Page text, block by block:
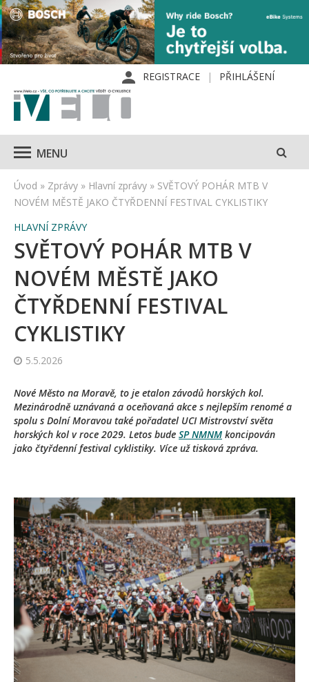
REGISTRACE PŘIHLÁŠENÍ
MENU
Úvod » Zprávy » Hlavní zprávy » SVĚTOVÝ POHÁR MTB V
NOVÉM MĚSTĚ JAKO ČTYŘDENNÍ FESTIVAL CYKLISTIKY
HLAVNÍ ZPRÁVY
SVĚTOVÝ POHÁR MTB V
NOVÉM MĚSTĚ JAKO
ČTYŘDENNÍ FESTIVAL
CYKLISTIKY
5.5.2026
Nové Město na Moravě, to je etalon závodů horských kol.
Mezinárodně uznávaná a oceňovaná akce s nejlepším renomé a
spolu s Dolní Moravou také pořadatel UCI Mistrovství světa
horských kol v roce 2029. Letos bude SP NMNM koncipován
jako čtyřdenní festival cyklistiky. Více už tisková zpráva.